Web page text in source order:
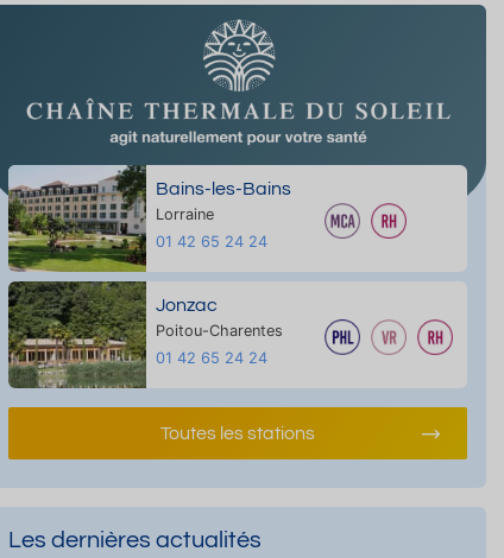
Bains-les-Bains
Lorraine
01 42 65 24 24
Jonzac
Poitou-Charentes
01 42 65 24 24
Toutes les stations
Les dernières actualités